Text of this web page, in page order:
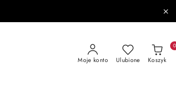
Moje konto Ulubione Koszyk
0